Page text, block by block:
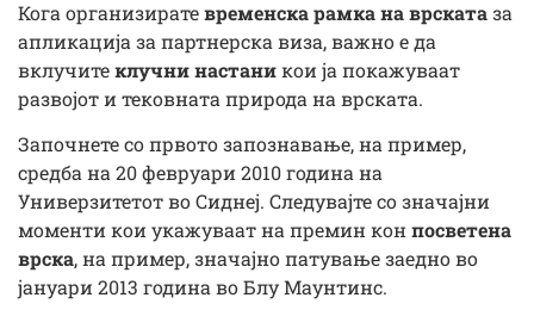
Кога организиратевременска рамка на врскатаза
апликација за партнерска виза, важно е да
вклучитеклучни настаникои ја покажуваат
развојот и тековната природа на врската.
Започнете со првото запознавање, на пример,
средба на 20 февруари 2010 година на
Универзитетот во Сиднеј. Следувајте со значајни
моменти кои укажуваат на премин конпосветена
врска, на пример, значајно патување заедно во
јануари 2013 година во Блу Маунтинс.